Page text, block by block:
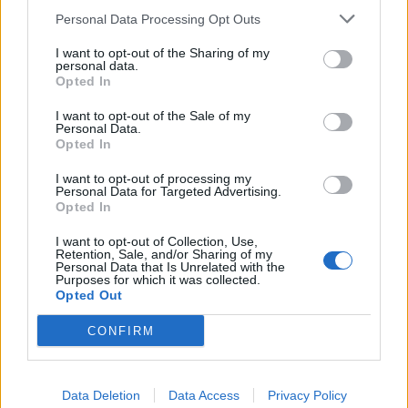
Personal Data Processing Opt Outs
I want to opt-out of the Sharing of my
personal data.
Opted In
I want to opt-out of the Sale of my
Personal Data.
Opted In
I want to opt-out of processing my
Personal Data for Targeted Advertising.
Opted In
I want to opt-out of Collection, Use,
Retention, Sale, and/or Sharing of my
Personal Data that Is Unrelated with the
Purposes for which it was collected.
Opted Out
CONFIRM
Data Deletion Data Access Privacy Policy
peccato solo che è tutta questione di fortuna ottenerli ed io
molteplici tentativi, lol
Voglio proprio vedere cosa combineranno con la nuova
Feb 15, 2020
Forum Duke
DBS-Flamelurker said:↑
Sì, il Q7 rimane l'opzione migliore. Purtroppo, seppur decente, il Q4
non può competere. L'unico rimane il Mago con qualche opzione in
più, almeno per il momento.
letteralmente polverizzare un boss a Inf1, ma il danno è stato così
svalutato dalla 220 che non ha nemmeno più senso potenziarsi,